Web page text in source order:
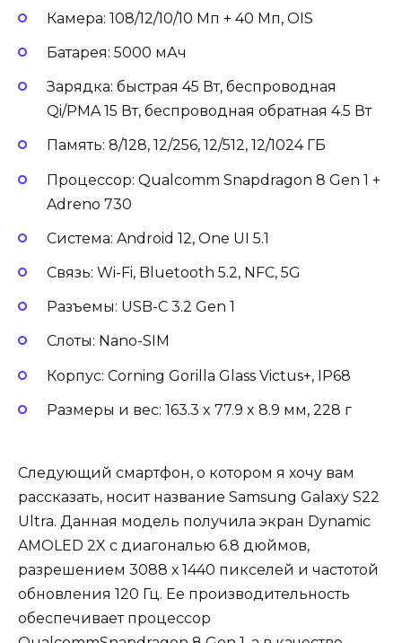
Камера: 108/12/10/10 Мп + 40 Мп, OIS
Батарея: 5000 мАч
Зарядка: быстрая 45 Вт, беспроводная
Qi/PMA 15 Вт, беспроводная обратная 4.5 Вт
Память: 8/128, 12/256, 12/512, 12/1024 ГБ
Процессор: Qualcomm Snapdragon 8 Gen 1 +
Adreno 730
Система: Android 12, One UI 5.1
Связь: Wi-Fi, Bluetooth 5.2, NFC, 5G
Разъемы: USB-С 3.2 Gen 1
Слоты: Nano-SIM
Корпус: Corning Gorilla Glass Victus+, IP68
Размеры и вес: 163.3 x 77.9 x 8.9 мм, 228 г
Следующий смартфон, о котором я хочу вам
рассказать, носит название Samsung Galaxy S22
Ultra. Данная модель получила экран Dynamic
AMOLED 2X с диагональю 6.8 дюймов,
разрешением 3088 х 1440 пикселей и частотой
обновления 120 Гц. Ее производительность
обеспечивает процессор